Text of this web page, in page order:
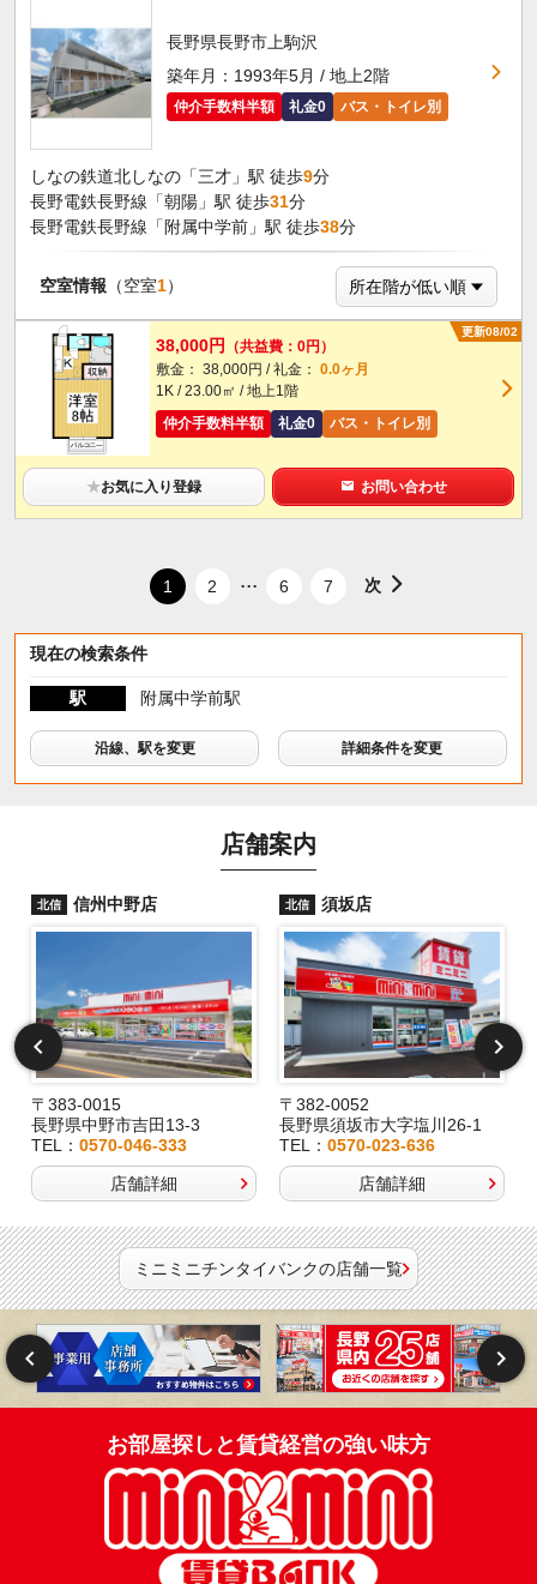
長野県長野市上駒沢
築年月：1993年5月 / 地上2階
仲介手数料半額 礼金0 バス・トイレ別
しなの鉄道北しなの「三才」駅 徒歩9分
長野電鉄長野線「朝陽」駅 徒歩31分
長野電鉄長野線「附属中学前」駅 徒歩38分
空室情報 （空室1）
更新08/02
38,000円 （共益費：0円）
敷金： 38,000円 / 礼金： 0.0ヶ月
1K / 23.00㎡ / 地上1階
仲介手数料半額
礼金0 バス・トイレ別
★お気に入り登録 お問い合わせ
1 2 ... 6 7 次
現在の検索条件
駅 附属中学前駅
沿線、駅を変更 詳細条件を変更
店舗案内
北信 信州中野店
〒383-0015
長野県中野市吉田13-3
TEL： 0570-046-333
店舗詳細
北信 須坂店
〒382-0052
長野県須坂市大字塩川26-1
TEL：0570-023-636
店舗詳細
ミニミニチンタイバンクの店舗一覧
お部屋探しと賃貸経営の強い味方